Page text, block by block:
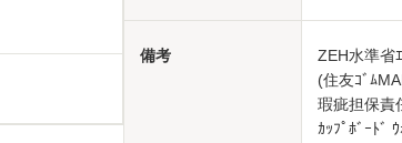
備考
ZEH水準省
(住友ｺﾞﾑ
瑕疵担保責
ｶｯﾌﾟﾎﾞｰﾄﾞ